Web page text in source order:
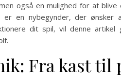
også en mulighed for at
er en nybegynder, der
dit spil, vil denne artikel
Fra kast til